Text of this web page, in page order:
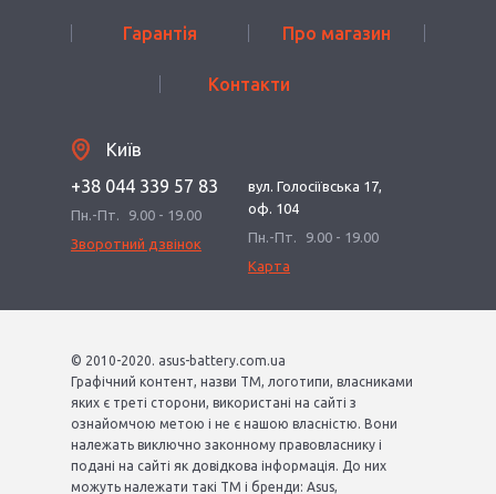
Гарантія Про магазин
Контакти
Київ
+38 044 339 57 83
Пн.-Пт.
9.00 - 19.00
Зворотний дзвінок
вул. Голосіївська 17,
оф. 104
Пн.-Пт.
9.00 - 19.00
Карта
© 2010-2020. asus-battery.com.ua
Графічний контент, назви ТМ, логотипи, власниками
яких є треті сторони, використані на сайті з
ознайомчою метою і не є нашою власністю. Вони
належать виключно законному правовласнику і
подані на сайті як довідкова інформація. До них
можуть належати такі ТМ і бренди: Asus,